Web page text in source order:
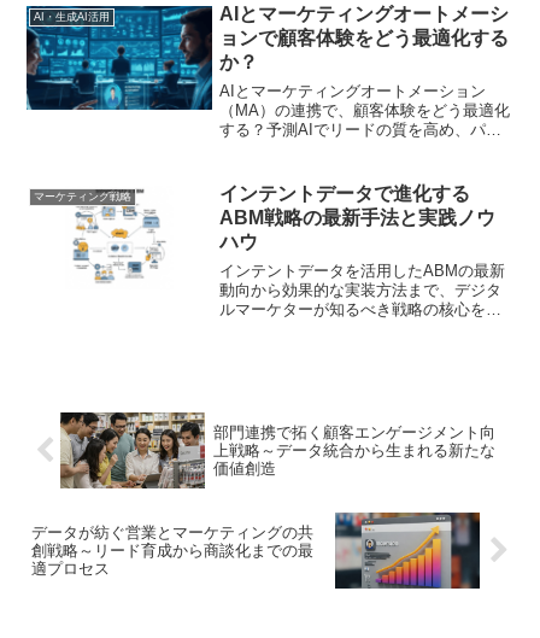
防ぐための実務チェックポイントも整理
します。
AI・生成AI活用
AIとマーケティングオートメーシ
ョンで顧客体験をどう最適化する
か？
AIとマーケティングオートメーション
（MA）の連携で、顧客体験をどう最適化
する？予測AIでリードの質を高め、パー
マーケティング戦略
インテントデータで進化する
ABM戦略の最新手法と実践ノウ
ハウ
インテントデータを活用したABMの最新
動向から効果的な実装方法まで、デジタ
ルマーケターが知るべき戦略の核心を解
部門連携で拓く顧客エンゲージメント向
上戦略～データ統合から生まれる新たな
価値創造
データが紡ぐ営業とマーケティングの共
創戦略～リード育成から商談化までの最
適プロセス